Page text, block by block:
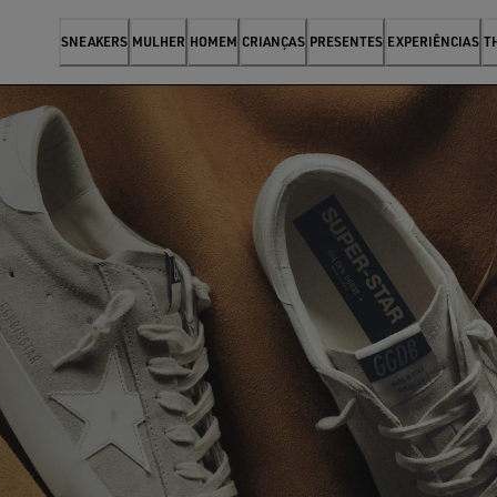
SNEAKERS MULHER HOMEM CRIANÇAS PRESENTES EXPERIÊNCIAS